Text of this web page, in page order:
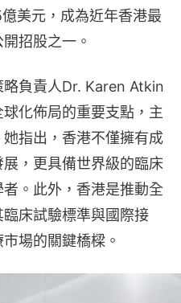
美元，成為近年香港最
招股之一。
負責人Dr. Karen Atkin
化佈局的重要支點，主
指出，香港不僅擁有成
，更具備世界級的臨床
。此外，香港是推動全
床試驗標準與國際接
場的關鍵橋樑。